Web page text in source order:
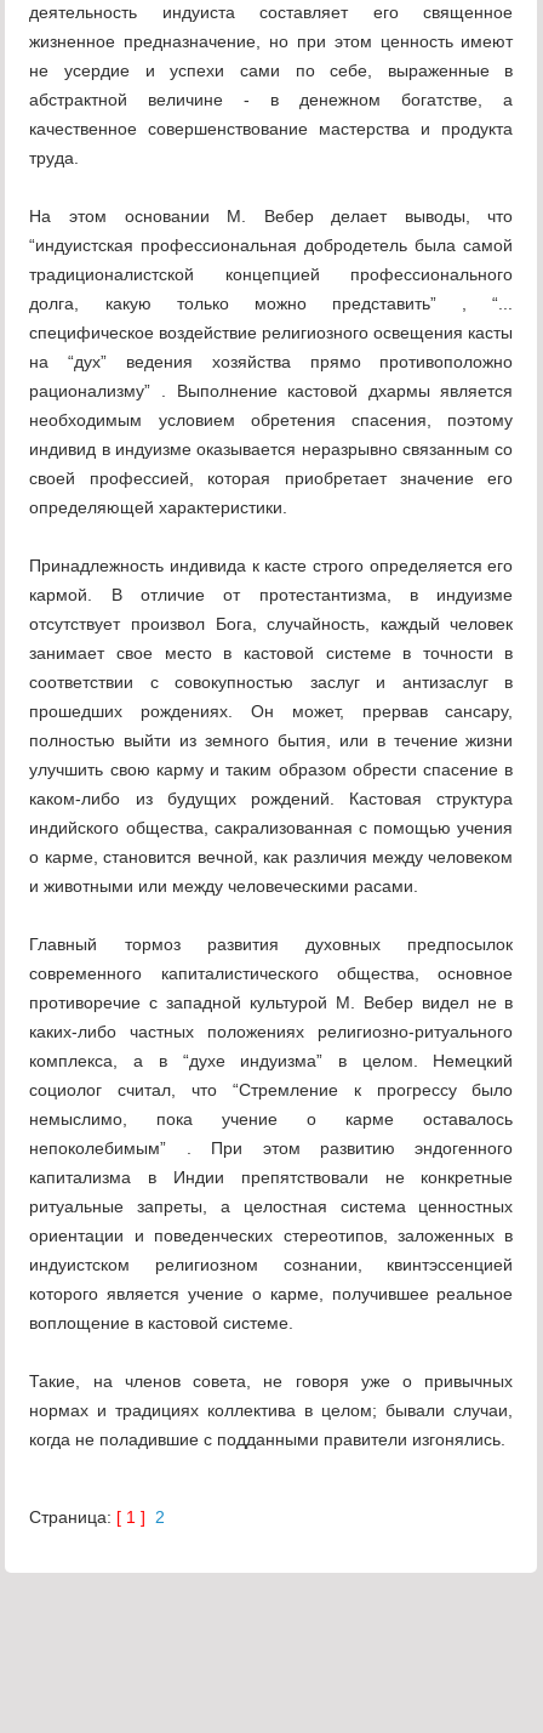
деятельность индуиста составляет его священное
жизненное предназначение, но при этом ценность имеют
не усердие и успехи сами по себе, выраженные в
абстрактной величине - в денежном богатстве, а
качественное совершенствование мастерства и продукта
труда.
На этом основании М. Вебер делает выводы, что
“индуистская профессиональная добродетель была самой
традиционалистской концепцией профессионального
долга, какую только можно представить” , “...
специфическое воздействие религиозного освещения касты
на “дух” ведения хозяйства прямо противоположно
рационализму” . Выполнение кастовой дхармы является
необходимым условием обретения спасения, поэтому
индивид в индуизме оказывается неразрывно связанным со
своей профессией, которая приобретает значение его
определяющей характеристики.
Принадлежность индивида к касте строго определяется его
кармой. В отличие от протестантизма, в индуизме
отсутствует произвол Бога, случайность, каждый человек
занимает свое место в кастовой системе в точности в
соответствии с совокупностью заслуг и антизаслуг в
прошедших рождениях. Он может, прервав сансару,
полностью выйти из земного бытия, или в течение жизни
улучшить свою карму и таким образом обрести спасение в
каком-либо из будущих рождений. Кастовая структура
индийского общества, сакрализованная с помощью учения
о карме, становится вечной, как различия между человеком
и животными или между человеческими расами.
Главный тормоз развития духовных предпосылок
современного капиталистического общества, основное
противоречие с западной культурой М. Вебер видел не в
каких-либо частных положениях религиозно-ритуального
комплекса, а в “духе индуизма” в целом. Немецкий
социолог считал, что “Стремление к прогрессу было
немыслимо, пока учение о карме оставалось
непоколебимым” . При этом развитию эндогенного
капитализма в Индии препятствовали не конкретные
ритуальные запреты, а целостная система ценностных
ориентации и поведенческих стереотипов, заложенных в
индуистском религиозном сознании, квинтэссенцией
которого является учение о карме, получившее реальное
воплощение в кастовой системе.
Такие, на членов совета, не говоря уже о привычных
нормах и традициях коллектива в целом; бывали случаи,
когда не поладившие с подданными правители изгонялись.
Страница: [ 1 ] 2